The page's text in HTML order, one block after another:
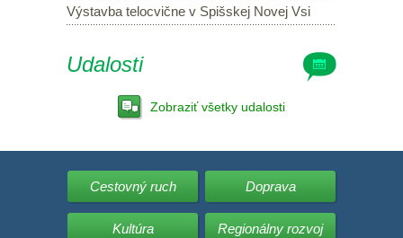
Výstavba telocvične v Spišskej Novej Vsi
Udalosti
Zobraziť všetky udalosti
Cestovný ruch Doprava
Kultúra Regionálny rozvoj